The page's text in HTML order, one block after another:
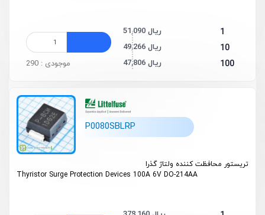
1 51,090 ریال
10 49,266 ریال
100 47,806 ریال موجودی : 290
P0080SBLRP
تریستور محافظت کننده ولتاژ گذرا
Thyristor Surge Protection Devices 100A 6V DO-214AA